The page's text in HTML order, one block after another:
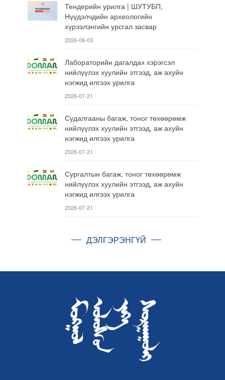
Тендерийн урилга | ШУТУБП,
Нүүдэлчдийн археологийн
хүрээлэнгийн урсгал засвар
2026-08-03
Лабораторийн дагалдах хэрэгсэл
нийлүүлэх хуулийн этгээд, аж ахуйн
нэгжид илгээх урилга
2026-07-21
Судалгааны багаж, тоног төхөөрөмж
нийлүүлэх хуулийн этгээд, аж ахуйн
нэгжид илгээх урилга
2026-07-21
Сургалтын багаж, тоног төхөөрөмж
нийлүүлэх хуулийн этгээд, аж ахуйн
нэгжид илгээх урилга
2026-07-21
ДЭЛГЭРЭНГҮЙ